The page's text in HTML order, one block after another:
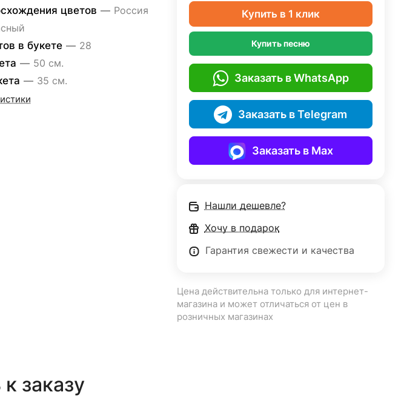
цветов — Россия
в букете — 28
— 50 см.
— 35 см.
Купить в 1 клик
Купить песню
Заказать в WhatsApp
Заказать в Telegram
Заказать в Max
Нашли дешевле?
Хочу в подарок
Гарантия свежести и качества
Цена действительна только для интернет-
магазина и может отличаться от цен в
розничных магазинах
заказу